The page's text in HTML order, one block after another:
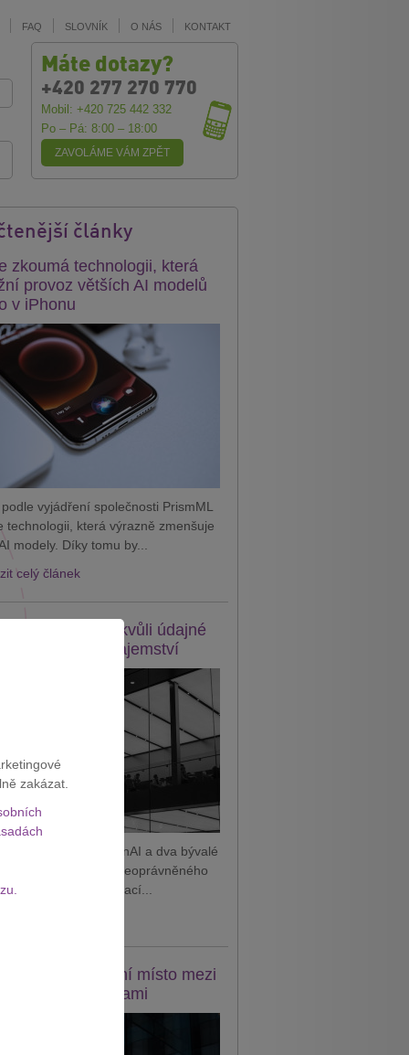
FAQ SLOVNÍK O NÁS KONTAKT
Máte dotazy?
+420 277 270 770
Mobil: +420 725 442 332
Po – Pá: 8:00 – 18:00
ZAVOLÁME VÁM ZPĚT
články
zkoumá technologii, která
provoz větších AI modelů
v iPhonu
vyjádření společnosti PrismML
technologii, která výrazně zmenšuje
modely. Díky tomu by...
celý článek
žaluje OpenAI kvůli údajné
obchodního tajemství
žalobu na OpenAI a dva bývalé
které viní z neoprávněného
důvěrných informací...
se vrátil na první místo mezi
firmami
zakázat.